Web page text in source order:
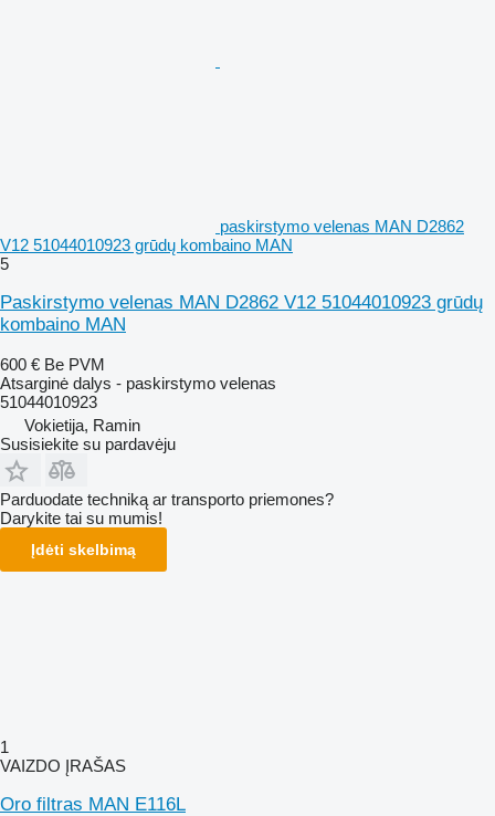
paskirstymo velenas MAN D2862
V12 51044010923 grūdų kombaino MAN
5
Paskirstymo velenas MAN D2862 V12 51044010923 grūdų
kombaino MAN
600 € Be PVM
Atsarginė dalys - paskirstymo velenas
51044010923
Vokietija, Ramin
Susisiekite su pardavėju
Parduodate techniką ar transporto priemones?
Darykite tai su mumis!
Įdėti skelbimą
1
VAIZDO ĮRAŠAS
Oro filtras MAN E116L